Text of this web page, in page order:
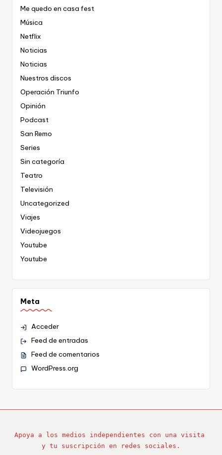
Me quedo en casa fest
Música
Netflix
Noticias
Noticias
Nuestros discos
Operación Triunfo
Opinión
Podcast
San Remo
Series
Sin categoría
Teatro
Televisión
Uncategorized
Viajes
Videojuegos
Youtube
Youtube
Meta
Acceder
Feed de entradas
Feed de comentarios
WordPress.org
Apoya a los medios independientes con una visita
y tu suscripción en redes sociales.